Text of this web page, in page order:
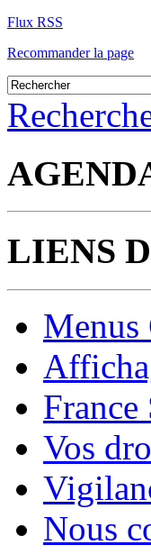
Flux RSS
Recommander la page
LIENS
Menus
France
Vos
Nous